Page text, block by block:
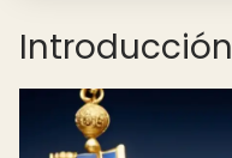
Introducción